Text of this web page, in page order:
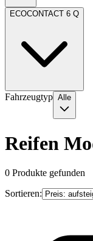
ECOCONTACT 6 Q
Fahrzeugtyp Alle
Reifen
0 Produkte gefunden
Sortieren: